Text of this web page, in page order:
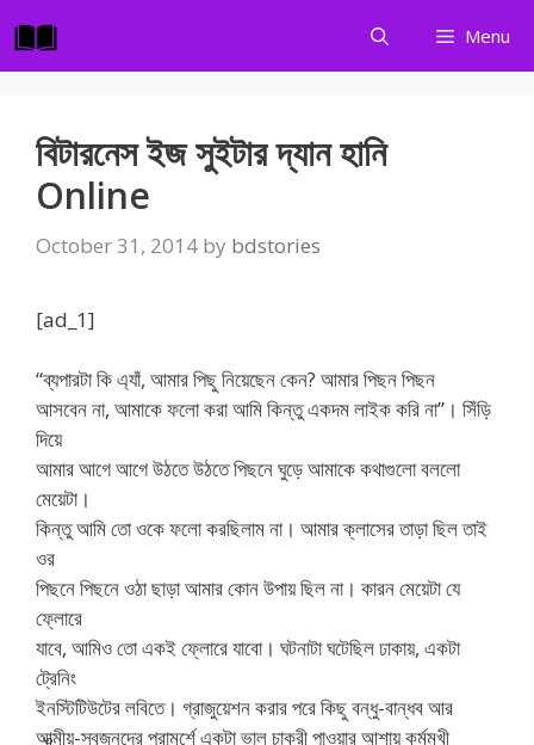
to
content
Menu
বিটারনেস ইজ সুইটার দ্যান হানি
Online
October 31, 2014 by bdstories
[ad_1]
“ব্যপারটা কি এ্যাঁ, আমার পিছু নিয়েছেন কেন? আমার পিছন পিছন
আসবেন না, আমাকে ফলো করা আমি কিন্তু একদম লাইক করি না”। সিঁড়ি
দিয়ে
আমার আগে আগে উঠতে উঠতে পিছনে ঘুড়ে আমাকে কথাগুলো বললো
মেয়েটা।
কিন্তু আমি তো ওকে ফলো করছিলাম না। আমার ক্লাসের তাড়া ছিল তাই
ওর
পিছনে পিছনে ওঠা ছাড়া আমার কোন উপায় ছিল না। কারন মেয়েটা যে
ফ্লোরে
যাবে, আমিও তো একই ফ্লোরে যাবো। ঘটনাটা ঘটেছিল ঢাকায়, একটা
ট্রেনিং
ইনস্টিটিউটের লবিতে। গ্রাজুয়েশন করার পরে কিছু বন্ধু-বান্ধব আর
আত্মীয়-স্বজনদের পরামর্শে একটা ভাল চাকরী পাওয়ার আশায় কর্মমুখী